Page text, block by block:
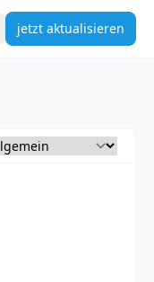
jetzt aktualisieren